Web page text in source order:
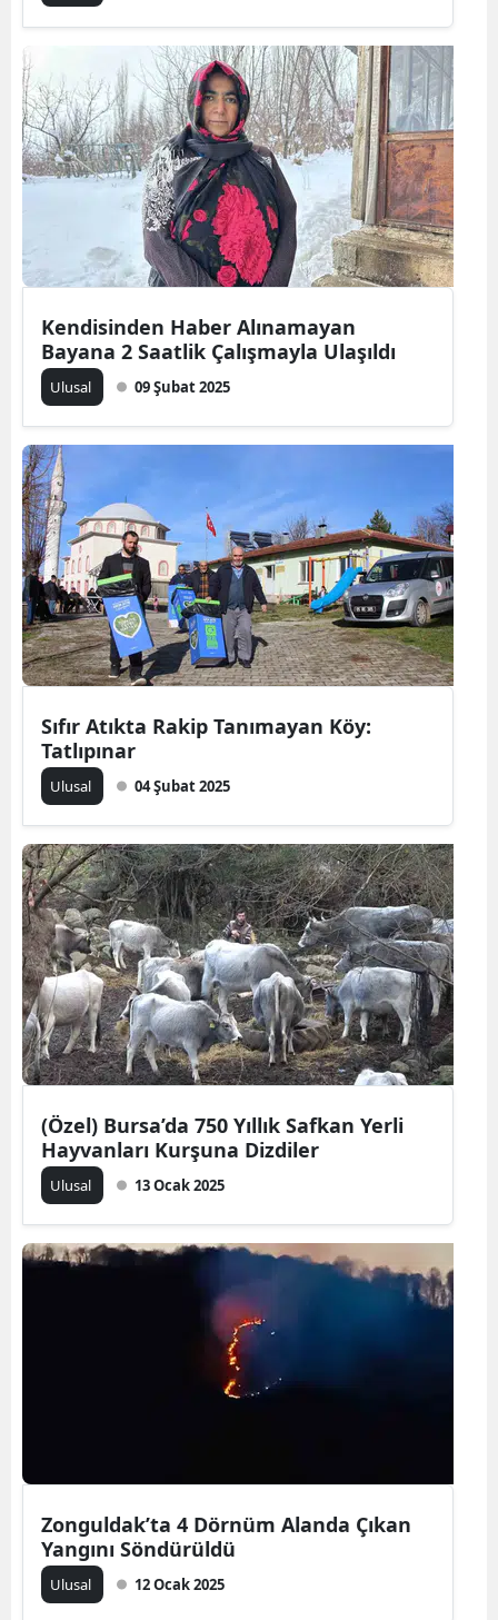
Denizli
Diyarbakır
Edirne
Elazığ
Erzincan
Erzurum
Eskişehir
Giresun
Hakkari
Hatay
Isparta
Mersin
İzmir
Kayseri
Kırklareli
Kırşehir
Kocaeli
Konya
Kahramanmaraş
Muş
Ordu
Kendisinden Haber Alınamayan
Bayana 2 Saatlik Çalışmayla Ulaşıldı
Ulusal 09 Şubat 2025
Sıfır Atıkta Rakip Tanımayan Köy:
Tatlıpınar
Ulusal 04 Şubat 2025
(Özel) Bursa’da 750 Yıllık Safkan Yerli
Hayvanları Kurşuna Dizdiler
Ulusal 13 Ocak 2025
Zonguldak’ta 4 Dörnüm Alanda Çıkan
Yangını Söndürüldü
Ulusal 12 Ocak 2025